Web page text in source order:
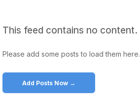
This feed contains no content.
Please add some posts to load them here.
Add Posts Now →